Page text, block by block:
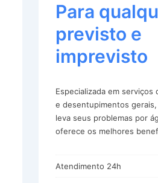
Para
previsto e
imprevisto
Especializada em serviços
e desentupimentos
leva seus problemas por
oferece os melhores
Atendimento 24h